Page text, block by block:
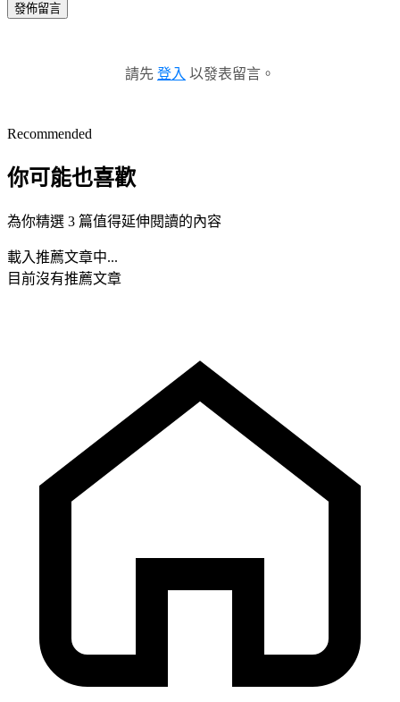
發佈留言
請先 登入 以發表留言。
Recommended
你可能也喜歡
為你精選 3 篇值得延伸閱讀的內容
載入推薦文章中...
目前沒有推薦文章